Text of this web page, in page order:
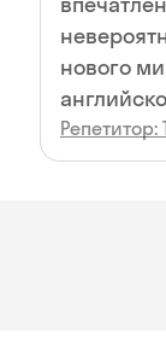
нового
Репетитор: